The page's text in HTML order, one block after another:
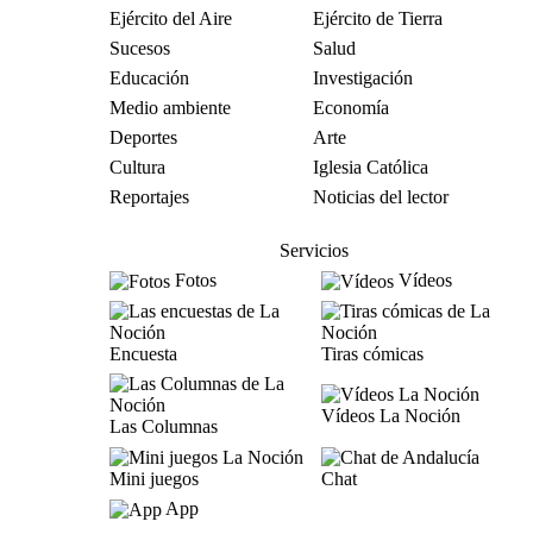
Ejército del Aire
Ejército de Tierra
Sucesos
Salud
Educación
Investigación
Medio ambiente
Economía
Deportes
Arte
Cultura
Iglesia Católica
Reportajes
Noticias del lector
Servicios
Fotos
Vídeos
Encuesta Tiras cómicas
Las Columnas
Vídeos La Noción
Mini juegos
Chat
App